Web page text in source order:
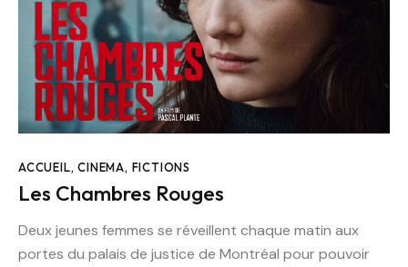
ACCUEIL,CINEMA, FICTIONS
Les Chambres Rouges
Deux jeunes femmes se réveillent chaque matin aux
portes du palais de justice de Montréal pour pouvoir